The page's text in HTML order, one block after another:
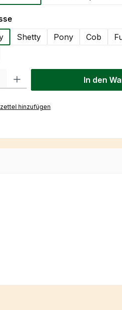
auswählen
Shetty Pony Cob
Gib den gewünschten Wert ein
In den
hinzufügen